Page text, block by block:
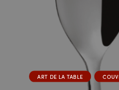
ART DE LA TABLE